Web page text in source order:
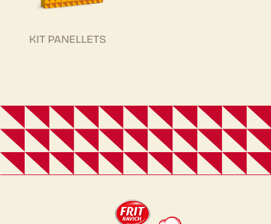
KIT PANELLETS